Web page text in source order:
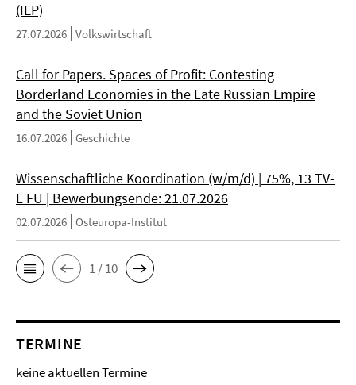
(IEP)
27.07.2026 Volkswirtschaft
Call for Papers. Spaces of Profit: Contesting
Borderland Economies in the Late Russian Empire
and the Soviet Union
16.07.2026 Geschichte
Wissenschaftliche Koordination (w/m/d) | 75%, 13 TV-
L FU | Bewerbungsende: 21.07.2026
02.07.2026 Osteuropa-Institut
1 / 10
TERMINE
keine aktuellen Termine